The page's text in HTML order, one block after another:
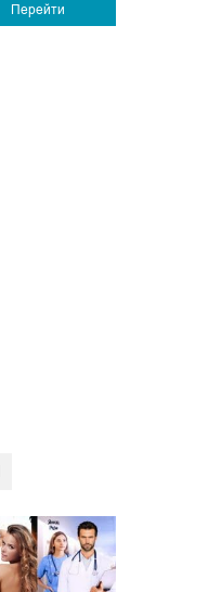
Перейти